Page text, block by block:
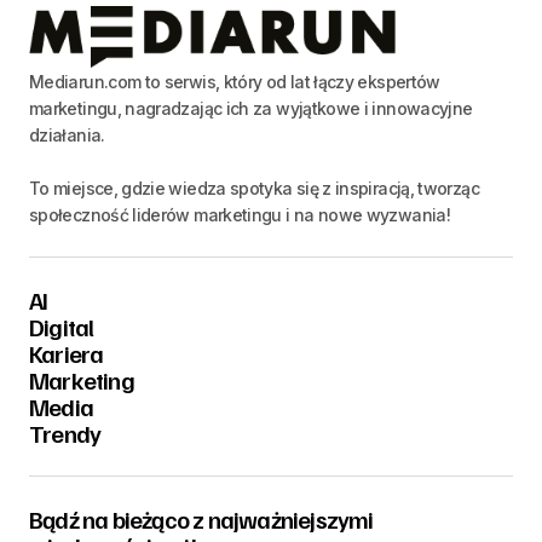
Mediarun.com to serwis, który od lat łączy ekspertów
marketingu, nagradzając ich za wyjątkowe i innowacyjne
działania.
To miejsce, gdzie wiedza spotyka się z inspiracją, tworząc
społeczność liderów marketingu i na nowe wyzwania!
AI
Digital
Kariera
Marketing
Media
Trendy
Bądź na bieżąco z najważniejszymi